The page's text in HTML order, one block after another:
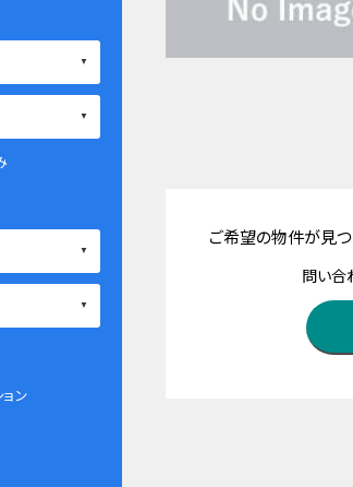
ご希望の物件が見つ
問い合
ン